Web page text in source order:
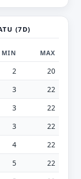
(7D)
MIN MAX
2
20
3
22
3
22
3
22
4
22
5
22